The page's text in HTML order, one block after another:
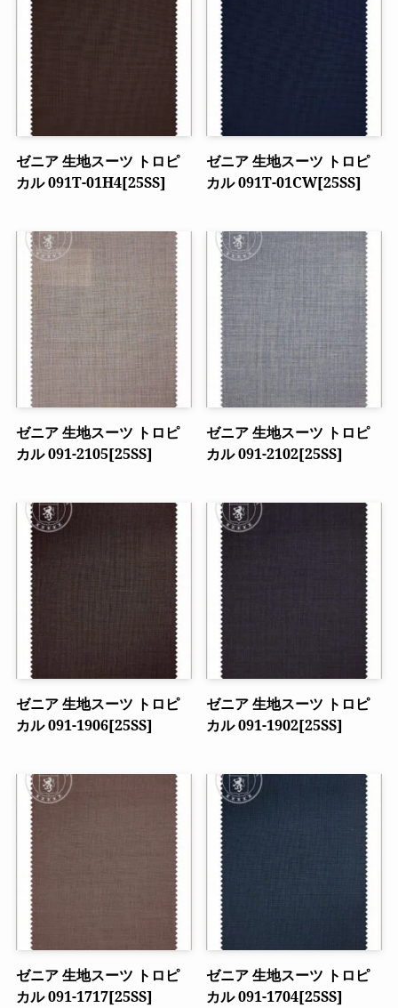
ゼニア 生地スーツ トロピ
カル 091T-01H4[25SS]
ゼニア 生地スーツ トロピ
カル 091T-01CW[25SS]
ゼニア 生地スーツ トロピ
カル 091-2105[25SS]
ゼニア 生地スーツ トロピ
カル 091-2102[25SS]
ゼニア 生地スーツ トロピ
カル 091-1906[25SS]
ゼニア 生地スーツ トロピ
カル 091-1902[25SS]
ゼニア 生地スーツ トロピ
カル 091-1717[25SS]
ゼニア 生地スーツ トロピ
カル 091-1704[25SS]